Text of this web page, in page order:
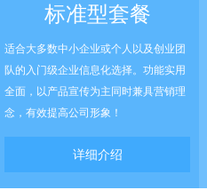
标准型套餐
适合大多数中小企业或个人以及创业团
队的入门级企业信息化选择。功能实用
全面，以产品宣传为主同时兼具营销理
念，有效提高公司形象！
详细介绍